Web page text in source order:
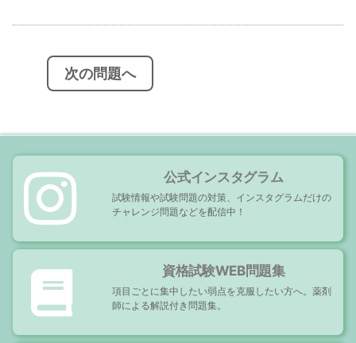
ン
次の問題へ
公式インスタグラム
試験情報や試験問題の対策、インスタグラムだけの
チャレンジ問題などを配信中！
資格試験WEB問題集
項目ごとに集中したい弱点を克服したい方へ。薬剤
師による解説付き問題集。